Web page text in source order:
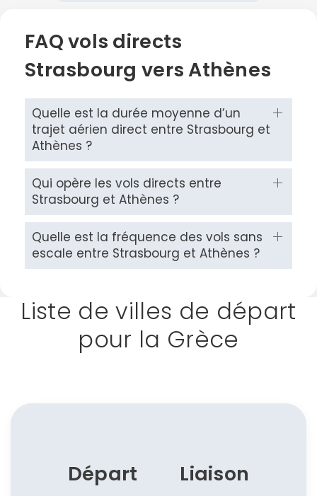
FAQ vols directs
Strasbourg vers Athènes
Quelle est la durée moyenne d’un
trajet aérien direct entre Strasbourg et
Athènes ?
Qui opère les vols directs entre
Strasbourg et Athènes ?
Quelle est la fréquence des vols sans
escale entre Strasbourg et Athènes ?
Liste de villes de départ
pour la Grèce
Départ Liaison